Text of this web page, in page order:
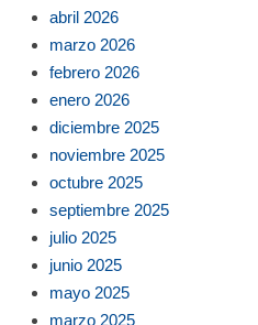
abril 2026
marzo 2026
febrero 2026
enero 2026
diciembre 2025
noviembre 2025
octubre 2025
septiembre 2025
julio 2025
junio 2025
mayo 2025
marzo 2025